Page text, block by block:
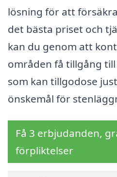
lösning för att
det bästa priset och
kan du genom att
områden få tillgång
som kan tillgodose
önskemål för
Få 3 erbjudanden,
förpliktelser